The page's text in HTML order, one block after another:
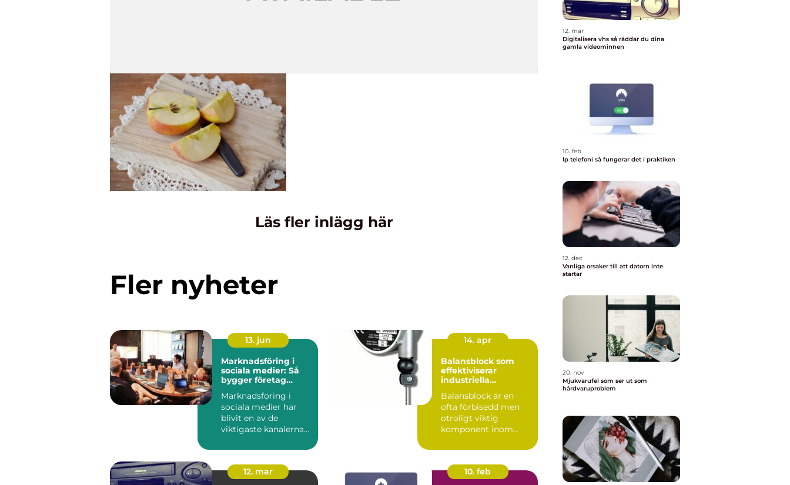
Läs fler inlägg här
Fler nyheter
13. jun
Marknadsföring i
sociala medier: Så
bygger företag
Marknadsföring i
sociala medier har
blivit en av de
viktigaste kanalerna
14. apr
Balansblock som
effektiviserar
industriella
Balansblock är en
ofta förbisedd men
otroligt viktig
komponent inom
12. mar
10. feb
12. mar
Digitalisera vhs så räddar du dina
gamla videominnen
10. feb
Ip telefoni så fungerar det i praktiken
12. dec
Vanliga orsaker till att datorn inte
startar
20. nov
Mjukvarufel som ser ut som
hårdvaruproblem